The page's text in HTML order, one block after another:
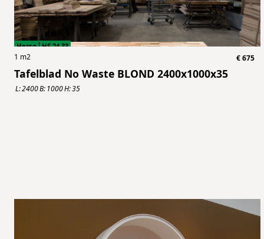
Herso HS.24.33
1 m2 €675
Tafelblad No Waste BLOND 2400x1000x35
L:2400B: 1000H:35